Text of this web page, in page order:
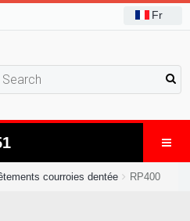
Fr
courroies dentée RP400